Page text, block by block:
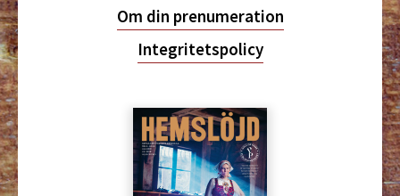
Om din prenumeration
Integritetspolicy